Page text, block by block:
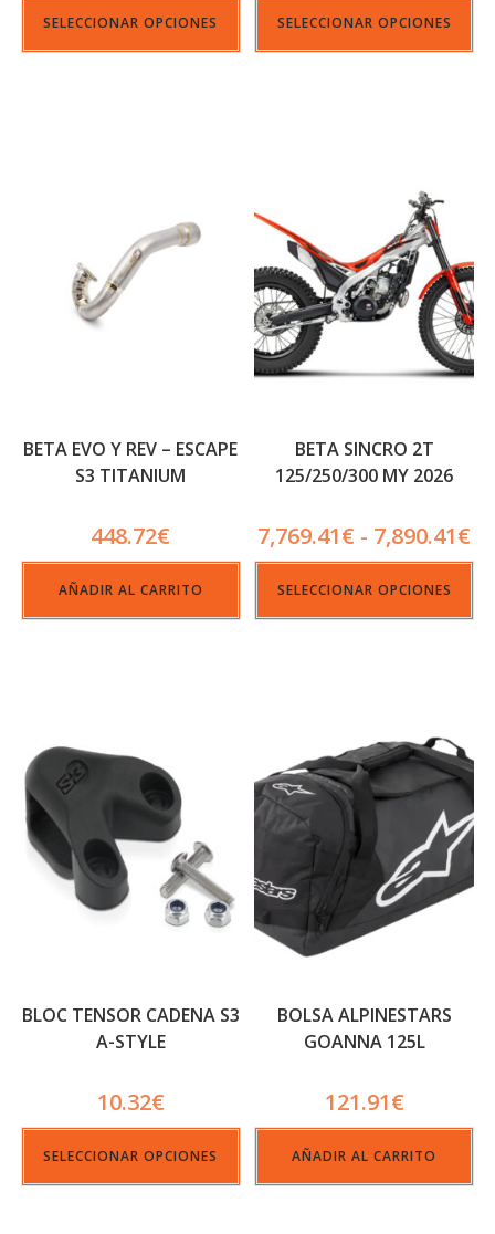
SELECCIONAR OPCIONES SELECCIONAR OPCIONES
BETA EVO Y REV – ESCAPE
S3 TITANIUM
448.72€
AÑADIR AL CARRITO
BETA SINCRO 2T
125/250/300 MY 2026
7,769.41€ - 7,890.41€
SELECCIONAR OPCIONES
BLOC TENSOR CADENA S3
A-STYLE
10.32€
SELECCIONAR OPCIONES
BOLSA ALPINESTARS
GOANNA 125L
121.91€
AÑADIR AL CARRITO